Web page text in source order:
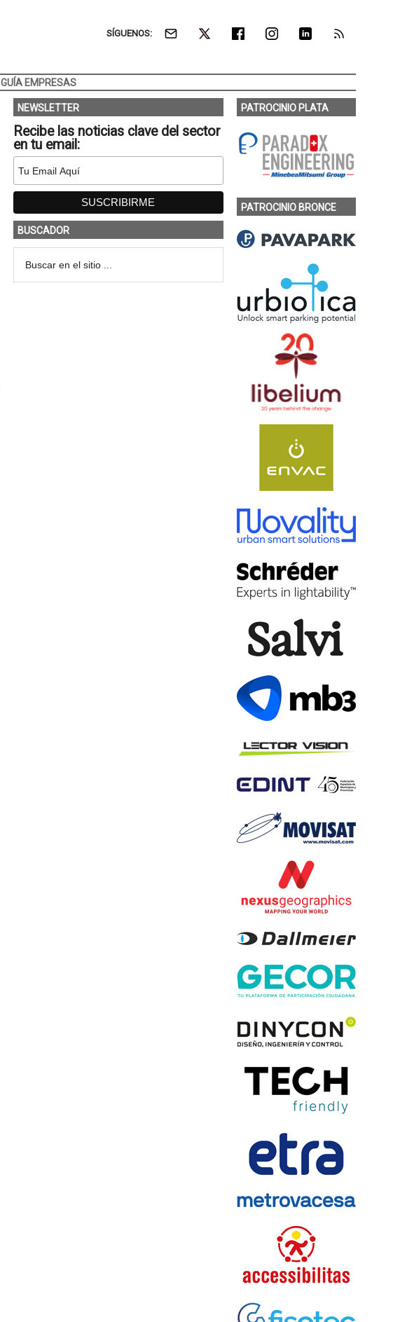
SÍGUENOS:
GUÍA EMPRESAS
NEWSLETTER
Recibe las noticias clave del sector
en tu email:
BUSCADOR
PATROCINIO PLATA
PATROCINIO BRONCE